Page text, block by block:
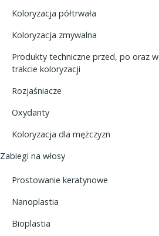
Koloryzacja półtrwała
Koloryzacja zmywalna
Produkty techniczne przed, po oraz w
trakcie koloryzacji
Rozjaśniacze
Oxydanty
Koloryzacja dla mężczyzn
Zabiegi na włosy
Prostowanie keratynowe
Nanoplastia
Bioplastia